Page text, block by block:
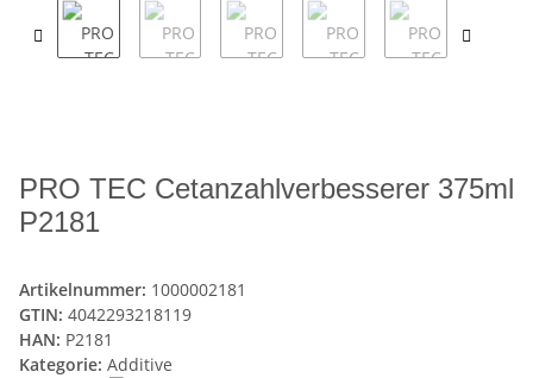
PRO TEC Cetanzahlverbesserer 375ml
P2181
Artikelnummer: 1000002181
GTIN: 4042293218119
HAN: P2181
Kategorie: Additive